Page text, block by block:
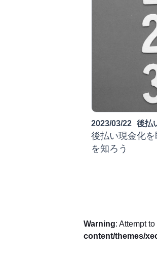
2023/03/22 後払
後払い現金化
を知ろう
Warning: Attempt
content/themes/